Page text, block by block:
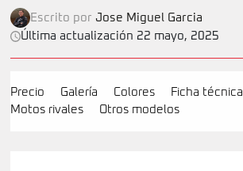
Escrito por Jose Miguel Garcia
Última actualización 22 mayo, 2025
Precio Galería Colores
Ficha técnica
Motos rivales
Otros modelos